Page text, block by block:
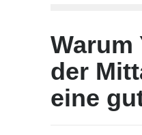
Warum
der
eine